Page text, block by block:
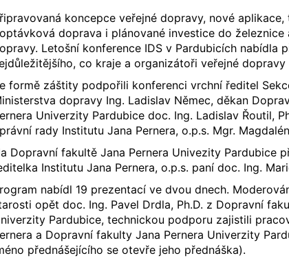
koncepce veřejné dopravy, nové aplikace,
doprava i plánované investice do železnice
Letošní konference IDS v Pardubicích nabídla
co kraje a organizátoři veřejné
formě záštity podpořili konferenci vrchní ředitel
dopravy Ing. Ladislav Němec, děkan
Univerzity Pardubice doc. Ing. Ladislav Řoutil,
rady Institutu Jana Pernera, o.p.s. Mgr.
Dopravní fakultě Jana Pernera Univezity Pardubice
Institutu Jana Pernera, o.p.s. paní doc. Ing.
nabídl 19 prezentací ve dvou dnech.
opět doc. Ing. Pavel Drdla, Ph.D. z Dopravní
Pardubice, technickou podporu zajistili
a Dopravní fakulty Jana Pernera Univerzity
přednášejícího se otevře jeho přednáška).